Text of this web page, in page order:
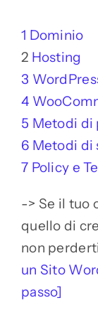
1 Dominio
2 Hosting
3
4
5 Metodi di
6 Metodi di
7 Policy e
-> Se il tuo
quello di
non
un Sito
passo]